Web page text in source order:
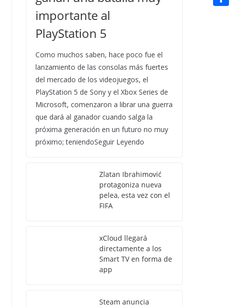
importante al
PlayStation 5
Como muchos saben, hace poco fue el
lanzamiento de las consolas más fuertes
del mercado de los videojuegos, el
PlayStation 5 de Sony y el Xbox Series de
Microsoft, comenzaron a librar una guerra
que dará al ganador cuando salga la
próxima generación en un futuro no muy
próximo; teniendoSeguir Leyendo
Zlatan Ibrahimović
protagoniza nueva
pelea, esta vez con el
FIFA
xCloud llegará
directamente a los
Smart TV en forma de
app
Steam anuncia
n
a